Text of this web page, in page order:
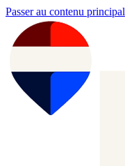
Passer au contenu principal